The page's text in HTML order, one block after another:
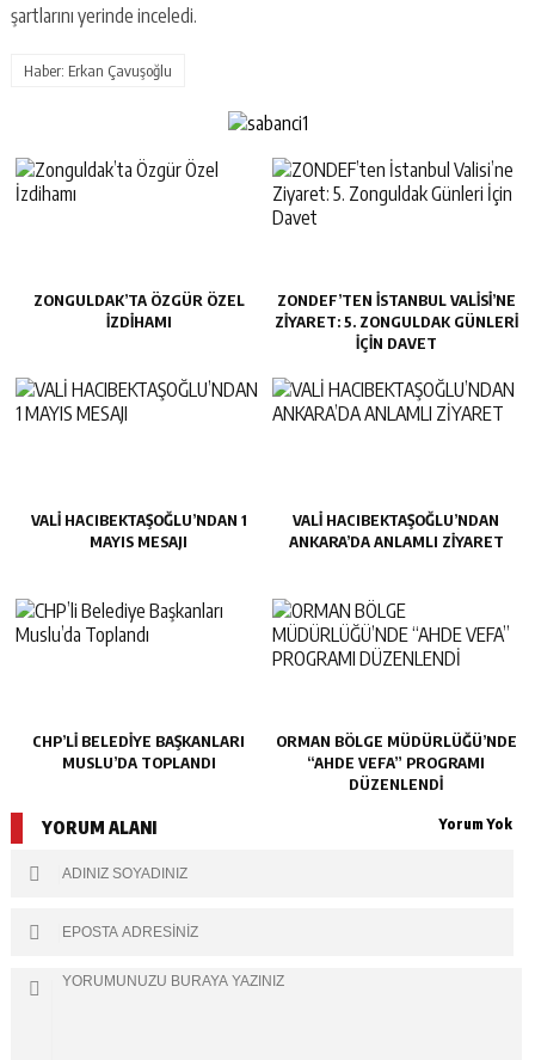
şartlarını yerinde inceledi.
Haber: Erkan Çavuşoğlu
ZONGULDAK’TA ÖZGÜR ÖZEL
İZDIHAMI
ZONDEF’TEN İSTANBUL VALISI’NE
ZIYARET: 5. ZONGULDAK GÜNLERI
İÇIN DAVET
VALİ HACIBEKTAŞOĞLU’NDAN 1
MAYIS MESAJI
VALİ HACIBEKTAŞOĞLU’NDAN
ANKARA’DA ANLAMLI ZİYARET
CHP’LI BELEDIYE BAŞKANLARI
MUSLU’DA TOPLANDI
ORMAN BÖLGE MÜDÜRLÜĞÜ’NDE
“AHDE VEFA” PROGRAMI
DÜZENLENDİ
YORUM ALANI Yorum Yok